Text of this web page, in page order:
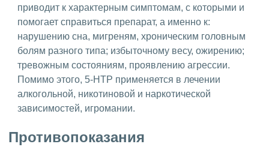
приводит к характерным симптомам, с которыми и
помогает справиться препарат, а именно к:
нарушению сна, мигреням, хроническим головным
болям разного типа; избыточному весу, ожирению;
тревожным состояниям, проявлению агрессии.
Помимо этого, 5-HTP применяется в лечении
алкогольной, никотиновой и наркотической
зависимостей, игромании.
Противопоказания